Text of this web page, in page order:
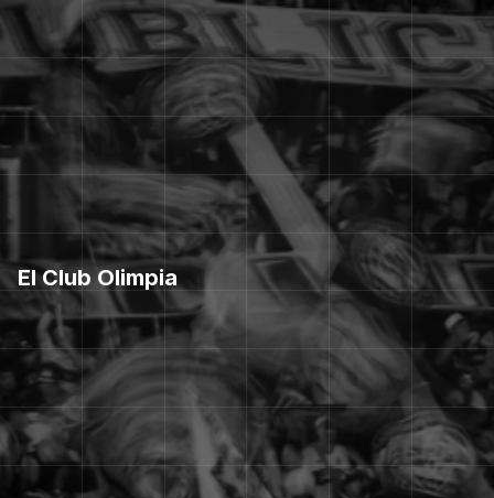
El Club Olimpia
TRICAMPEÓNDE
AMÉRICAYCAMPEÓN
DELMUNDO.